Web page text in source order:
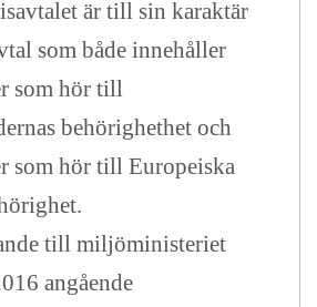
är till sin karaktär
som både innehåller
som hör till
behörighethet och
som hör till Europeiska
till miljöministeriet
angående